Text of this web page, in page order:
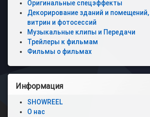
Оригинальные спецэффекты
Декорирование зданий и
витрин и фотосессий
Музыкальные клипы и Передачи
Трейлеры к фильмам
Фильмы о фильмах
Информация
SHOWREEL
О нас